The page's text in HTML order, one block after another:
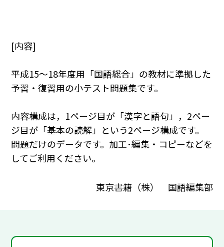
[内容]
平成15～18年度用「国語総合」の教材に準拠した
予習・復習用の小テスト問題集です。
内容構成は，1ページ目が「漢字と語句」，2ペー
ジ目が「基本の読解」という2ページ構成です。
問題だけのデータです。加工･編集・コピーなどを
してご利用ください。
東京書籍（株） 国語編集部